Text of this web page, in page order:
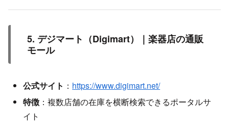
5. デジマート（Digimart）｜楽器店の通販
モール
公式サイト ： https://www.digimart.net/
特徴 ：複数店舗の在庫を横断検索できるポータルサ
イト